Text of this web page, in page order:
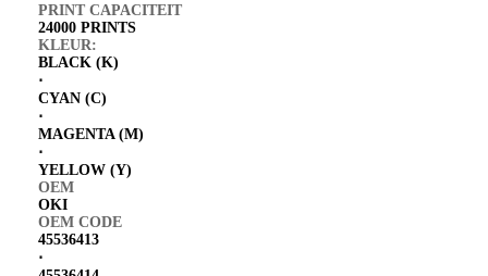
PRINT CAPACITEIT
24000 PRINTS
KLEUR:
BLACK (K)
⋅
CYAN (C)
⋅
MAGENTA (M)
⋅
YELLOW (Y)
OEM
OKI
OEM CODE
45536413
⋅